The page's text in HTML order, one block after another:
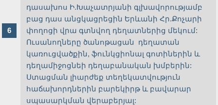
դասախոս Ի.Խաչատրյանի գլխավորությամբ
բաց դաս անցկացրեցին Երևանի Հր.Քոչարի
փողոցի վրա գտնվող դեղատներից մեկում:
Ուսանողները ծանոթացան դեղատան
կառուցվածքին, ֆունկցիոնալ գոտիներին և
դեղամիջոցնեի դեղաբանական խմբերին:
Ստացման լիարժեք տեղեկատվություն
հաճախորդներին բարեկիրթ և բավարար
սպասարկման վերաբերյալ: